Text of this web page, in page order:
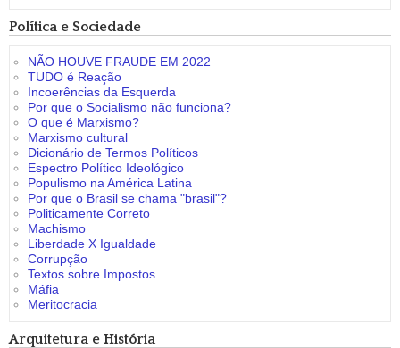
Política e Sociedade
NÃO HOUVE FRAUDE EM 2022
TUDO é Reação
Incoerências da Esquerda
Por que o Socialismo não funciona?
O que é Marxismo?
Marxismo cultural
Dicionário de Termos Políticos
Espectro Político Ideológico
Populismo na América Latina
Por que o Brasil se chama "brasil"?
Politicamente Correto
Machismo
Liberdade X Igualdade
Corrupção
Textos sobre Impostos
Máfia
Meritocracia
Arquitetura e História